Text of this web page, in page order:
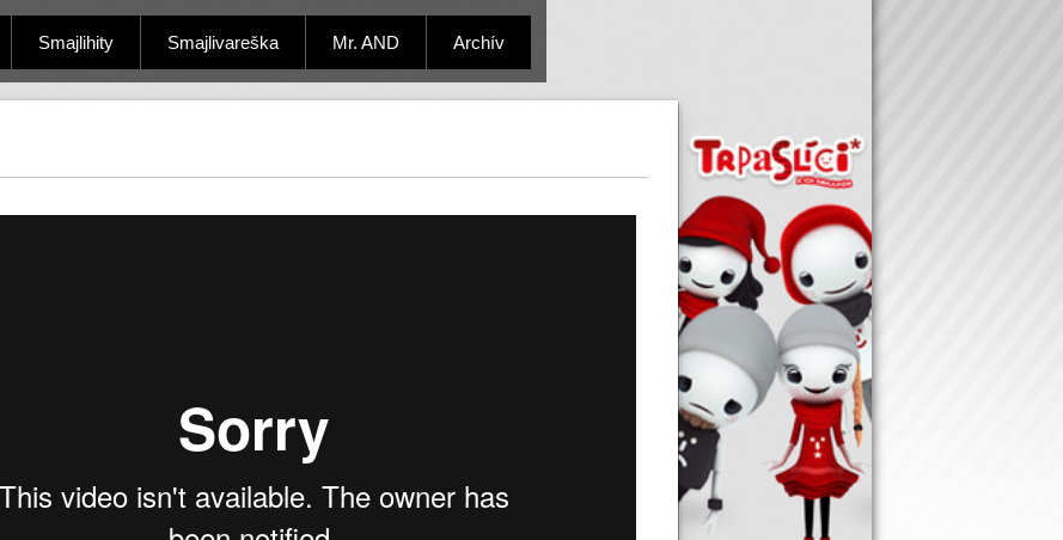
Smajlihity Smajlivareška Mr. AND Archív